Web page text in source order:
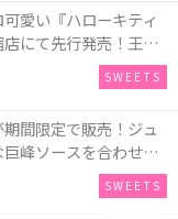
愛い『ハローキティ
にて先行発売！王冠
ランプのステッカー
SWEETS
間限定で販売！ジュ
峰ソースを合わせた
ジェラッティー、ス
SWEETS